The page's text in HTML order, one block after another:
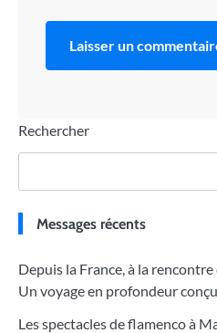
Rechercher
Messages récents
Depuis la France, à la
Un voyage en profondeur
Les spectacles de flamenco à